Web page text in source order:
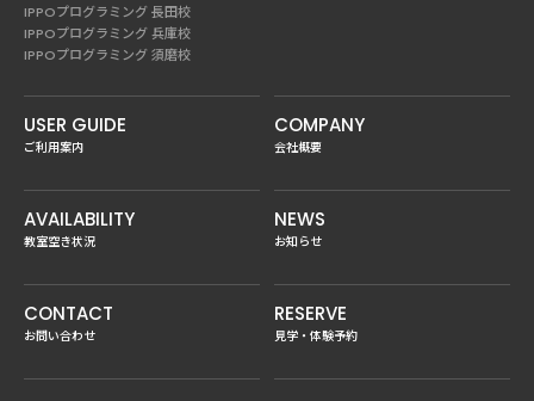
IPPOプログラミング 長田校
IPPOプログラミング 兵庫校
IPPOプログラミング 須磨校
USER GUIDE
ご利用案内
COMPANY
会社概要
AVAILABILITY
教室空き状況
NEWS
お知らせ
CONTACT
お問い合わせ
RESERVE
見学・体験予約